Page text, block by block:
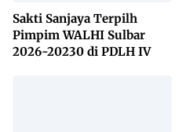
Sakti Sanjaya Terpilh
Pimpim WALHI Sulbar
2026-20230 di PDLH IV